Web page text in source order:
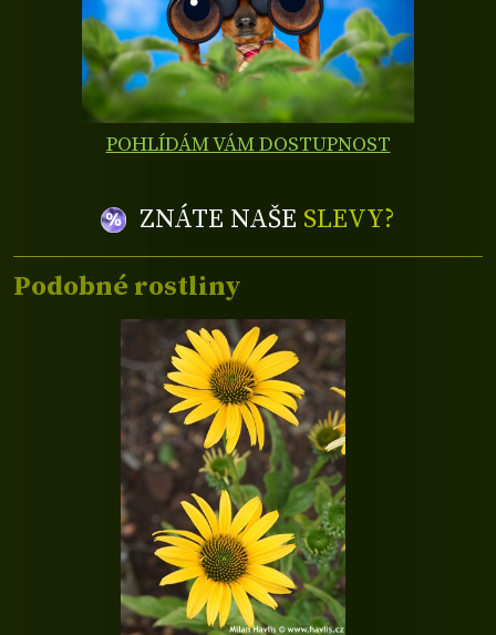
POHLÍDÁM VÁM DOSTUPNOST
ZNÁTE NAŠE SLEVY?
Podobné rostliny